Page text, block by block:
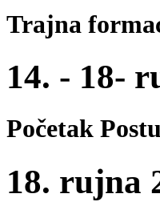
Trajna
14. - 18-
Početak
18. rujna